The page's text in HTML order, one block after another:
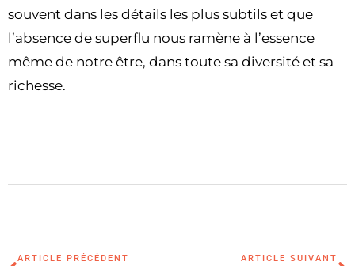
souvent dans les détails les plus subtils et que
l’absence de superflu nous ramène à l’essence
même de notre être, dans toute sa diversité et sa
richesse.
ARTICLE PRÉCÉDENT ARTICLE SUIVANT